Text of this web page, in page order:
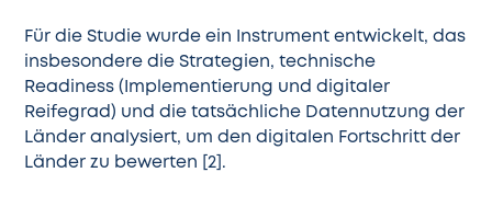
Für die Studie wurde ein Instrument entwickelt, das
insbesondere die Strategien, technische
Readiness (Implementierung und digitaler
Reifegrad) und die tatsächliche Datennutzung der
Länder analysiert, um den digitalen Fortschritt der
Länder zu bewerten [2].